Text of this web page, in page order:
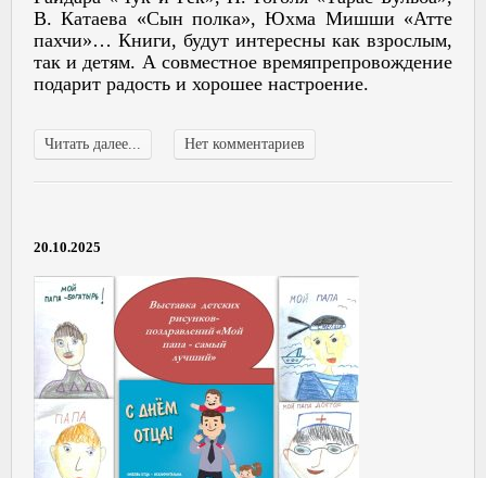
В. Катаева «Сын полка», Юхма Мишши «Атте
пахчи»… Книги, будут интересны как взрослым,
так и детям. А совместное времяпрепровождение
подарит радость и хорошее настроение.
Читать далее... Нет комментариев
20.10.2025